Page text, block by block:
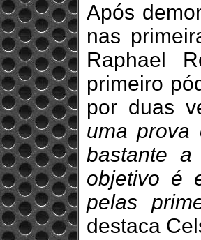
Após
nas
Raphael
primeiro
por duas
uma prova
bastante
objetivo é
pelas
destaca